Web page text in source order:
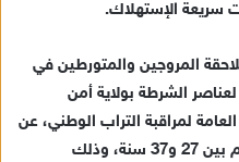
الإستهلاك.
المروجين والمتورطين في
الشرطة بولاية أمن
لمراقبة التراب الوطني، عن
توقيف ثلاثة أشخاص تتراوح أعمارهم بين 27 و37 سنة، وذلك